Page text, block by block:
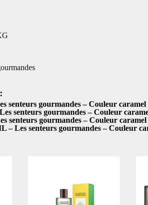
senteurs gourmandes – Couleur caramel
senteurs gourmandes – Couleur
senteurs gourmandes – Couleur caramel
– Les senteurs gourmandes – Couleur